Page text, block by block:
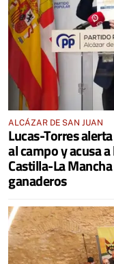
ALCÁZAR DE SAN JUAN
Lucas-Torres
al campo y acusa
Castilla-La
ganaderos